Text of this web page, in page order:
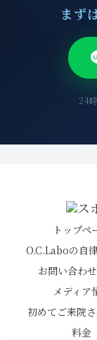
まず
24
トップペ
O.C.Laboの自
お問い合わ
メディア
初めてご来院
料金